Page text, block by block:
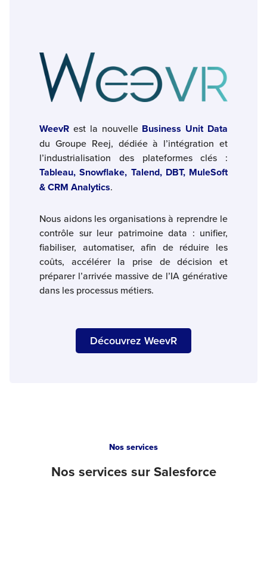
WeevR est la nouvelle Business Unit Data
du Groupe Reej, dédiée à l’intégration et
l’industrialisation des plateformes clés :
Tableau, Snowflake, Talend, DBT, MuleSoft
& CRM Analytics.
Nous aidons les organisations à reprendre le
contrôle sur leur patrimoine data : unifier,
fiabiliser, automatiser, afin de réduire les
coûts, accélérer la prise de décision et
préparer l’arrivée massive de l’IA générative
dans les processus métiers.
Découvrez WeevR
Nos services
Nos services sur Salesforce